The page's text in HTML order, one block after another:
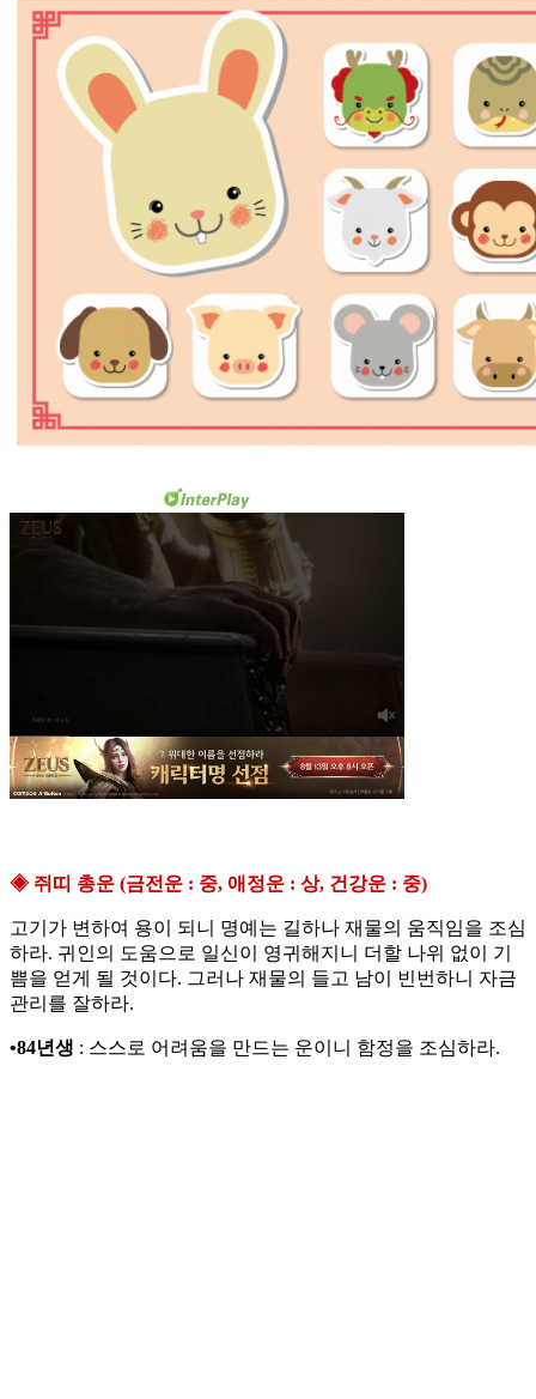
◈ 쥐띠 총운 (금전운 : 중, 애정운 : 상, 건강운 : 중)
고기가 변하여 용이 되니 명예는 길하나 재물의 움직임을 조심
하라. 귀인의 도움으로 일신이 영귀해지니 더할 나위 없이 기
쁨을 얻게 될 것이다. 그러나 재물의 들고 남이 빈번하니 자금
관리를 잘하라.
•84년생 : 스스로 어려움을 만드는 운이니 함정을 조심하라.